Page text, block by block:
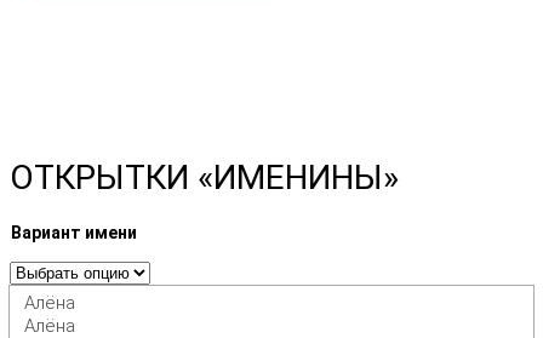
ОТКРЫТКИ «ИМЕНИНЫ»
Вариант имени
Алёна
Алёна